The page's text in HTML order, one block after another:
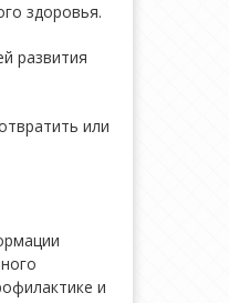
здоровья.
развития
или
и